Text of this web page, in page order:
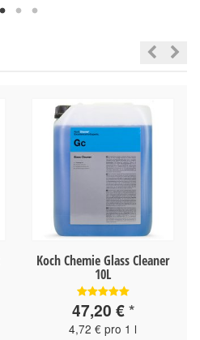
Koch Chemie Glass Cleaner
10L
47,20 €*
4,72 € pro 1 l